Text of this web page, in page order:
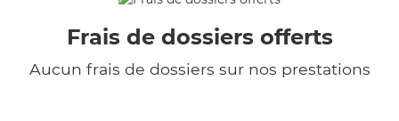
Frais de dossiers offerts
Aucun frais de dossiers sur nos prestations